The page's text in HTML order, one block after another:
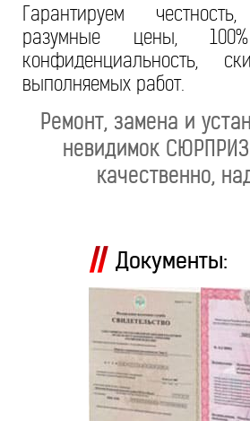
Гарантируем
разумные цены,
конфиденциальность,
выполняемых работ.
Ремонт, замена и
невидимок
качественно,
Документы: